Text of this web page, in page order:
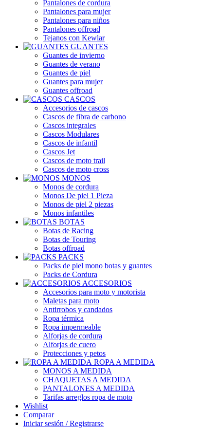
Pantalones de cordura
Pantalones para mujer
Pantalones para niños
Pantalones offroad
Tejanos con Kewlar
GUANTES
Guantes de invierno
Guantes de verano
Guantes de piel
Guantes para mujer
Guantes offroad
CASCOS
Accesorios de cascos
Cascos de fibra de carbono
Cascos integrales
Cascos Modulares
Cascos de infantil
Cascos Jet
Cascos de moto trail
Cascos de moto cross
MONOS
Monos de cordura
Monos De piel 1 Pieza
Monos de piel 2 piezas
Monos infantiles
BOTAS
Botas de Racing
Botas de Touring
Botas offroad
PACKS
Packs de piel mono botas y guantes
Packs de Cordura
ACCESORIOS
Accesorios para moto y motorista
Maletas para moto
Antirrobos y candados
Ropa térmica
Ropa impermeable
Alforjas de cordura
Alforjas de cuero
Protecciones y petos
ROPA A MEDIDA
MONOS A MEDIDA
CHAQUETAS A MEDIDA
PANTALONES A MEDIDA
Tarifas arreglos ropa de moto
Wishlist
Comparar
Iniciar sesión / Registrarse